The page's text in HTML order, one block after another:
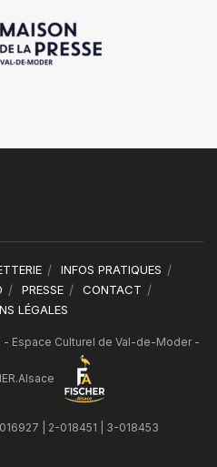
INFOS PRATIQUES
PRESSE
CONTACT
LÉGALES
- Espace Culturel de Val-de-Moder -
| 2-018451 | 3-018453